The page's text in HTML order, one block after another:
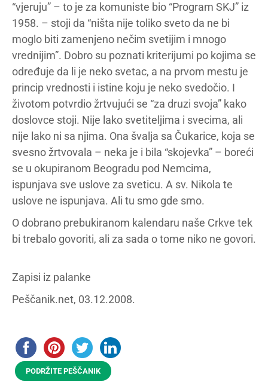
“vjeruju” – to je za komuniste bio “Program SKJ” iz
1958. – stoji da “ništa nije toliko sveto da ne bi
moglo biti zamenjeno nečim svetijim i mnogo
vrednijim”. Dobro su poznati kriterijumi po kojima se
određuje da li je neko svetac, a na prvom mestu je
princip vrednosti i istine koju je neko svedočio. I
životom potvrdio žrtvujući se “za druzi svoja” kako
doslovce stoji. Nije lako svetiteljima i svecima, ali
nije lako ni sa njima. Ona švalja sa Čukarice, koja se
svesno žrtvovala – neka je i bila “skojevka” – boreći
se u okupiranom Beogradu pod Nemcima,
ispunjava sve uslove za sveticu. A sv. Nikola te
uslove ne ispunjava. Ali tu smo gde smo.
O dobrano prebukiranom kalendaru naše Crkve tek
bi trebalo govoriti, ali za sada o tome niko ne govori.
Zapisi iz palanke
Peščanik.net, 03.12.2008.
PODRŽITE PEŠČANIK